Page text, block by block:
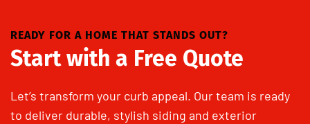
READY FOR A HOME THAT STANDS OUT?
Start with a Free Quote
Let’s transform your curb appeal. Our team is ready
to deliver durable, stylish siding and exterior